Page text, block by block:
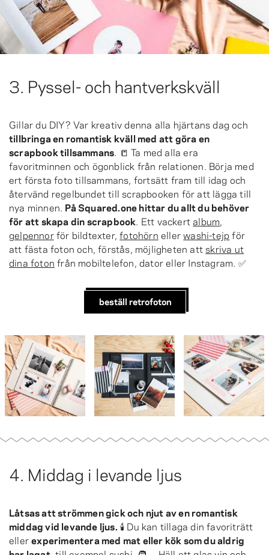
3. Pyssel- och hantverkskväll
Gillar du DIY? Var kreativ denna alla hjärtans dag och
tillbringa en romantisk kväll med att göra en
scrapbook tillsammans. 📒 Ta med alla era
favoritminnen och ögonblick från relationen. Börja med
ert första foto tillsammans, fortsätt fram till idag och
återvänd regelbundet till scrapbooken för att lägga till
nya minnen. På Squared.one hittar du allt du behöver
för att skapa din scrapbook. Ett vackertalbum,
gelpennorför bildtexter,fotohörn ellerwashi-tejpför
att fästa foton och, förstås, möjligheten attskriva ut
dina foton från mobiltelefon, dator eller Instagram. ✅
beställ retrofoton
4. Middag i levande ljus
Låtsas att strömmen gick och njut av en romantisk
middag vid levande ljus. 🕯 Du kan tillaga din favoriträtt
ellerexperimentera med mat eller kök som du aldrig